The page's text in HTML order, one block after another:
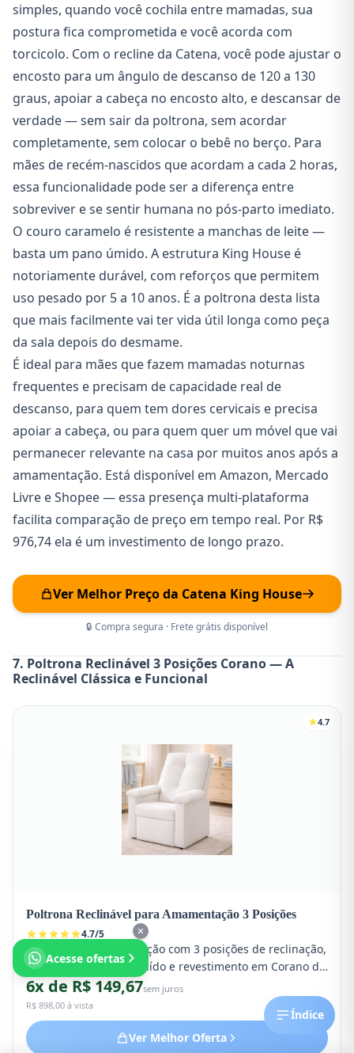
Índice
simples, quando você cochila entre mamadas, sua
postura fica comprometida e você acorda com
torcicolo. Com o recline da Catena, você pode ajustar o
encosto para um ângulo de descanso de 120 a 130
graus, apoiar a cabeça no encosto alto, e descansar de
verdade — sem sair da poltrona, sem acordar
completamente, sem colocar o bebê no berço. Para
mães de recém-nascidos que acordam a cada 2 horas,
essa funcionalidade pode ser a diferença entre
sobreviver e se sentir humana no pós-parto imediato.
O couro caramelo é resistente a manchas de leite —
basta um pano úmido. A estrutura King House é
notoriamente durável, com reforços que permitem
uso pesado por 5 a 10 anos. É a poltrona desta lista
que mais facilmente vai ter vida útil longa como peça
da sala depois do desmame.
É ideal para mães que fazem mamadas noturnas
frequentes e precisam de capacidade real de
descanso, para quem tem dores cervicais e precisa
apoiar a cabeça, ou para quem quer um móvel que vai
permanecer relevante na casa por muitos anos após a
amamentação. Está disponível em Amazon, Mercado
Livre e Shopee — essa presença multi-plataforma
facilita comparação de preço em tempo real. Por R$
976,74 ela é um investimento de longo prazo.
Ver Melhor Preço da Catena King House
🔒 Compra segura · Frete grátis disponível
7. Poltrona Reclinável 3 Posições Corano — A
Reclinável Clássica e Funcional
4.7
Poltrona Reclinável para Amamentação 3 Posições
4.7/5
Poltrona de amamentação com 3 posições de reclinação,
apoio para os pés incluído e revestimento em Corano de
fácil limpeza. Estrutura reforçada com excelente suporte
lombar para longas sessões.
6x de R$ 149,67sem juros
R$ 898,00 à vista
Ver Melhor Oferta
Acesse ofertas